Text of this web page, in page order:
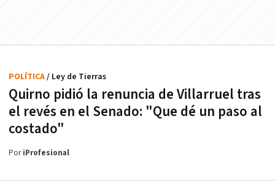
Quirno pidió la renuncia de Villarruel tras
el revés en el Senado: "Que dé un paso al
costado"
POLÍTICA/ Ley de Tierras
PoriProfesional